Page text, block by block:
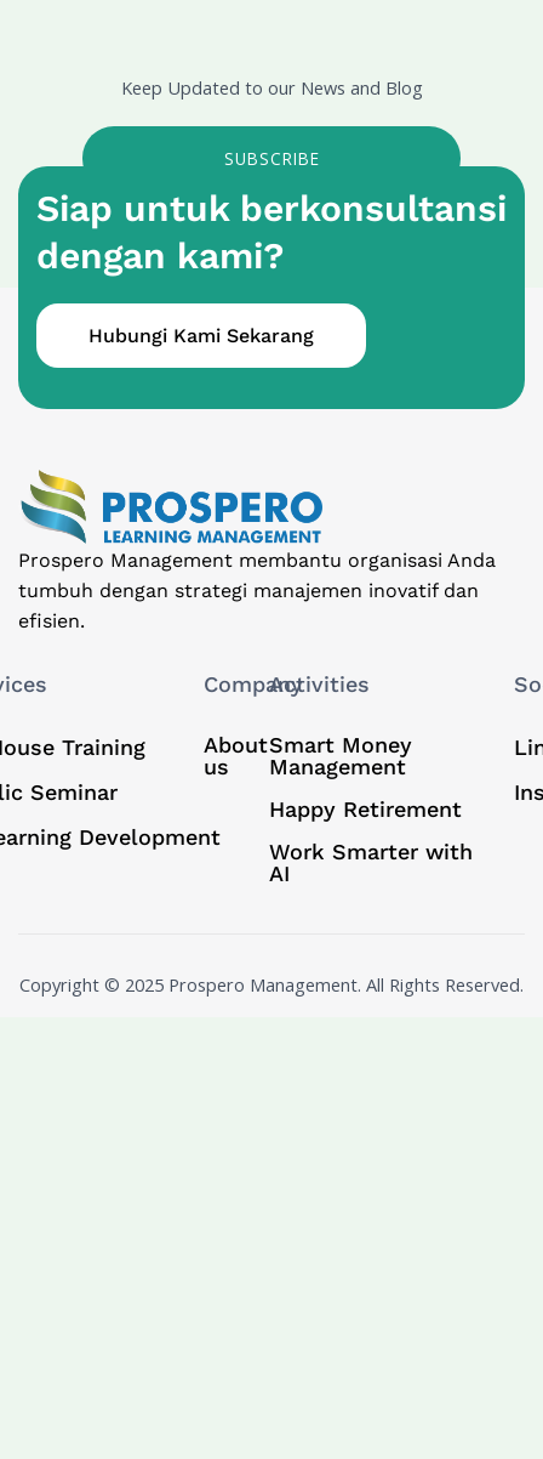
Keep Updated to our News and Blog
SUBSCRIBE
Siap untuk berkonsultansi
dengan kami?
Hubungi Kami Sekarang
Prospero Management membantu organisasi Anda
tumbuh dengan strategi manajemen inovatif dan
efisien.
Training
Seminar
Development
Company
About
us
Activities
Smart Money
Management
Happy Retirement
Work Smarter with
AI
Copyright © 2025 Prospero Management. All Rights Reserved.